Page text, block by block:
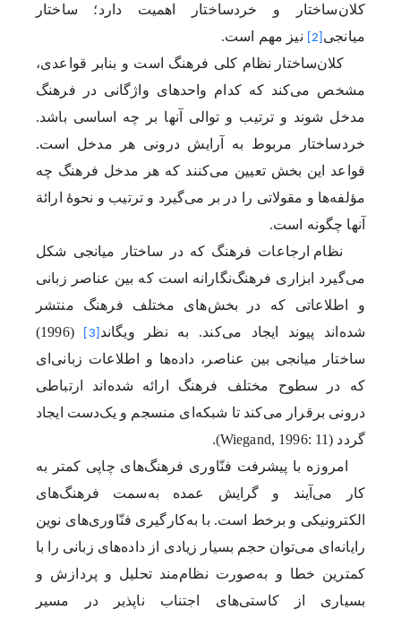
کلان‌ساختار و خردساختار اهمیت دارد؛ ساختار
میانجی [2]
نیز مهم است.
کلان‌ساختار نظام کلی فرهنگ است و بنابر قواعدی،
مشخص می‌کند که کدام واحدهای واژگانی‌ در فرهنگ
مدخل ‌شوند و ترتیب و توالی آنها بر چه اساسی باشد.
خردساختار مربوط به آرایش درونی هر مدخل است.
قواعد این بخش تعیین می‌کنند که هر مدخل فرهنگ چه
مؤلفه‌ها و مقولاتی را در بر می‌گیرد‌ و ترتیب و نحوۀ ارائة
آنها چگونه است.
نظام ارجاعات فرهنگ که در ساختار میانجی شکل
می‌گیرد ابزاری فرهنگ‌نگارانه است که بین عناصر زبانی
و اطلاعاتی که در بخش‌های مختلف فرهنگ منتشر
شده‌اند پیوند ایجاد می‌کند. به نظر ویگاند [3]
(1996)
ساختار میانجی بین عناصر، داده‌ها و اطلاعات زبانی‌ای
که در سطوح مختلف فرهنگ ارائه شده‌اند ارتباطی
درونی برقرار می‌کند تا شبکه‌ای منسجم و یک‌دست ایجاد
گردد (Wiegand, 1996: 11)
.
امروزه با پیشرفت فنّاوری فرهنگ‌های چاپی کمتر به
کار می‌آیند و گرایش عمده به‌سمت فرهنگ‌های
الکترونیکی و برخط است. با به‌کارگیری فنّاوری‌های نوین
رایانه‌ای می‌توان حجم بسیار زیادی از داده‌های زبانی را با
کمترین خطا و به‌صورت نظام‌‌مند تحلیل و پردازش و
بسیاری از کاستی‌های اجتناب ناپذیر در مسیر